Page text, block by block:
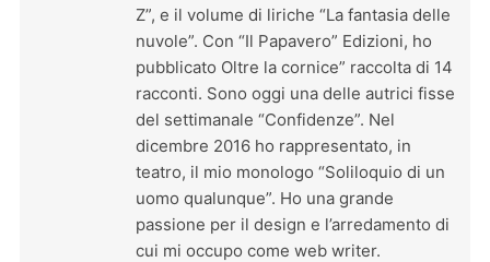
Z”, e il volume di liriche “La fantasia delle
nuvole”. Con “Il Papavero” Edizioni, ho
pubblicato Oltre la cornice” raccolta di 14
racconti. Sono oggi una delle autrici fisse
del settimanale “Confidenze”. Nel
dicembre 2016 ho rappresentato, in
teatro, il mio monologo “Soliloquio di un
uomo qualunque”. Ho una grande
passione per il design e l’arredamento di
cui mi occupo come web writer.